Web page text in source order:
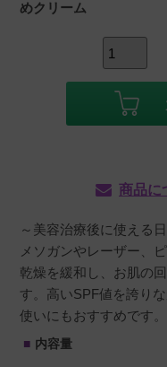
めクリーム
商品に
～美容治療後に使える
メソガンやレーザー、
乾燥を緩和し、お肌の
す。高いSPF値を誇り
使いにもおすすめです。
内容量